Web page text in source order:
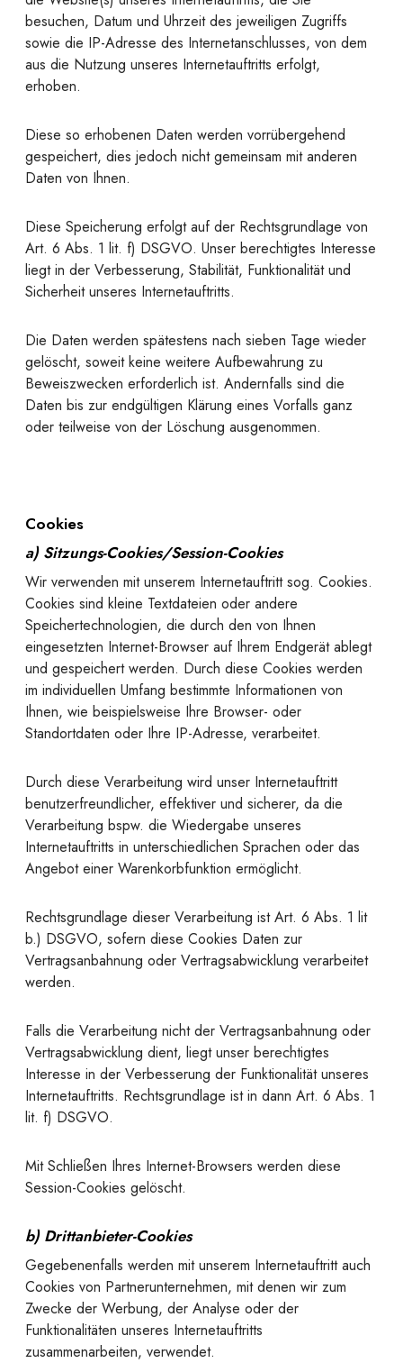
besuchen, Datum und Uhrzeit des jeweiligen Zugriffs
sowie die IP-Adresse des Internetanschlusses, von dem
aus die Nutzung unseres Internetauftritts erfolgt,
erhoben.
Diese so erhobenen Daten werden vorrübergehend
gespeichert, dies jedoch nicht gemeinsam mit anderen
Daten von Ihnen.
Diese Speicherung erfolgt auf der Rechtsgrundlage von
Art. 6 Abs. 1 lit. f) DSGVO. Unser berechtigtes Interesse
liegt in der Verbesserung, Stabilität, Funktionalität und
Sicherheit unseres Internetauftritts.
Die Daten werden spätestens nach sieben Tage wieder
gelöscht, soweit keine weitere Aufbewahrung zu
Beweiszwecken erforderlich ist. Andernfalls sind die
Daten bis zur endgültigen Klärung eines Vorfalls ganz
oder teilweise von der Löschung ausgenommen.
Cookies
a) Sitzungs-Cookies/Session-Cookies
Wir verwenden mit unserem Internetauftritt sog. Cookies.
Cookies sind kleine Textdateien oder andere
Speichertechnologien, die durch den von Ihnen
eingesetzten Internet-Browser auf Ihrem Endgerät ablegt
und gespeichert werden. Durch diese Cookies werden
im individuellen Umfang bestimmte Informationen von
Ihnen, wie beispielsweise Ihre Browser- oder
Standortdaten oder Ihre IP-Adresse, verarbeitet.
Durch diese Verarbeitung wird unser Internetauftritt
benutzerfreundlicher, effektiver und sicherer, da die
Verarbeitung bspw. die Wiedergabe unseres
Internetauftritts in unterschiedlichen Sprachen oder das
Angebot einer Warenkorbfunktion ermöglicht.
Rechtsgrundlage dieser Verarbeitung ist Art. 6 Abs. 1 lit
b.) DSGVO, sofern diese Cookies Daten zur
Vertragsanbahnung oder Vertragsabwicklung verarbeitet
werden.
Falls die Verarbeitung nicht der Vertragsanbahnung oder
Vertragsabwicklung dient, liegt unser berechtigtes
Interesse in der Verbesserung der Funktionalität unseres
Internetauftritts. Rechtsgrundlage ist in dann Art. 6 Abs. 1
lit. f) DSGVO.
Mit Schließen Ihres Internet-Browsers werden diese
Session-Cookies gelöscht.
b) Drittanbieter-Cookies
Gegebenenfalls werden mit unserem Internetauftritt auch
Cookies von Partnerunternehmen, mit denen wir zum
Zwecke der Werbung, der Analyse oder der
Funktionalitäten unseres Internetauftritts
zusammenarbeiten, verwendet.